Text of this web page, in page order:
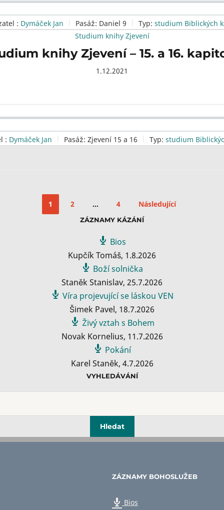
: Dymáček Jan Pasáž: Daniel 9 Typ: studium Biblických
Studium knihy Zjevení
knihy Zjevení – 15. a 16.
1.12.2021
: Dymáček Jan Pasáž: Zjevení 15 a 16 Typ: studium
1 2 … 4 Následující
ZÁZNAMY KÁZÁNÍ
Bios
Kupčík Tomáš, 1.8.2026
Boží solnička
Staněk Stanislav, 25.7.2026
Víra projevující se láskou VEN
Šimek Pavel, 18.7.2026
Živý vztah s Bohem
Novak Kornelius, 11.7.2026
Pokání
Karel Staněk, 4.7.2026
VYHLEDÁVÁNÍ
ZÁZNAMY BOHOSLUŽEB
Bios